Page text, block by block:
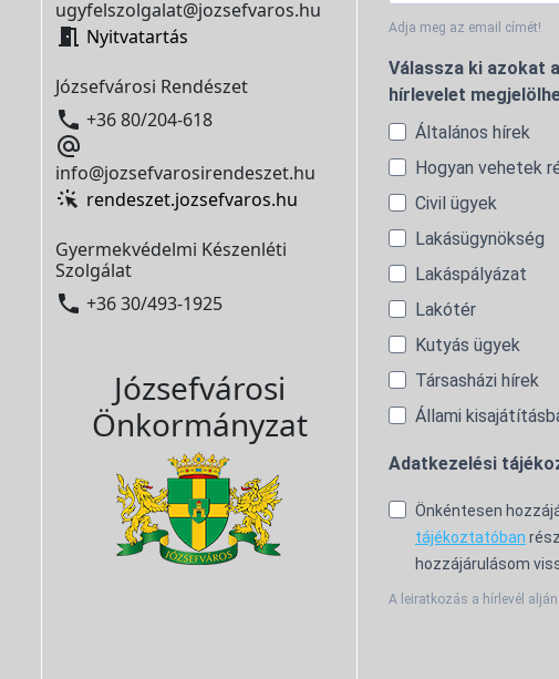
ugyfelszolgalat@jozsefvaros.hu
 Nyitvatartás
Józsefvárosi Rendészet
 +36 80/204-618

info@jozsefvarosirendeszet.hu
rendeszet.jozsefvaros.hu
Gyermekvédelmi Készenléti
Szolgálat
 +36 30/493-1925
Józsefvárosi
Önkormányzat
Adja meg az email címét!
Válassza ki azokat
hírlevelet
Általános hírek
Hogyan vehetek
Civil ügyek
Lakásügynökség
Lakáspályázat
Lakótér
Kutyás ügyek
Társasházi hírek
Állami
Adatkezelési
Önkéntesen
tájékoztatóban
hozzájárulásom
A leiratkozás a hírlevél